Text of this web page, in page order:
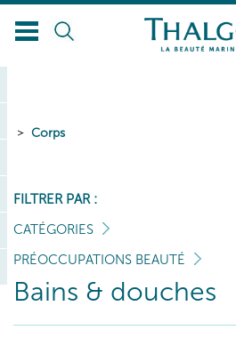
Corps
FILTRER PAR :
CATÉGORIES
PRÉOCCUPATIONS BEAUTÉ
Bains & douches